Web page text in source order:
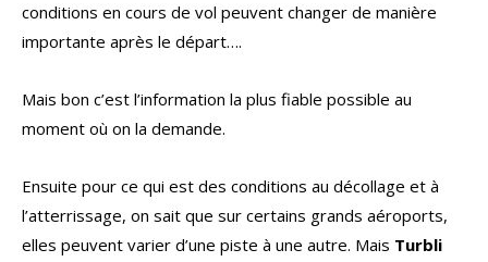
conditions en cours de vol peuvent changer de manière
importante après le départ….
Mais bon c’est l’information la plus fiable possible au
moment où on la demande.
Ensuite pour ce qui est des conditions au décollage et à
l’atterrissage, on sait que sur certains grands aéroports,
elles peuvent varier d’une piste à une autre. Mais Turbli